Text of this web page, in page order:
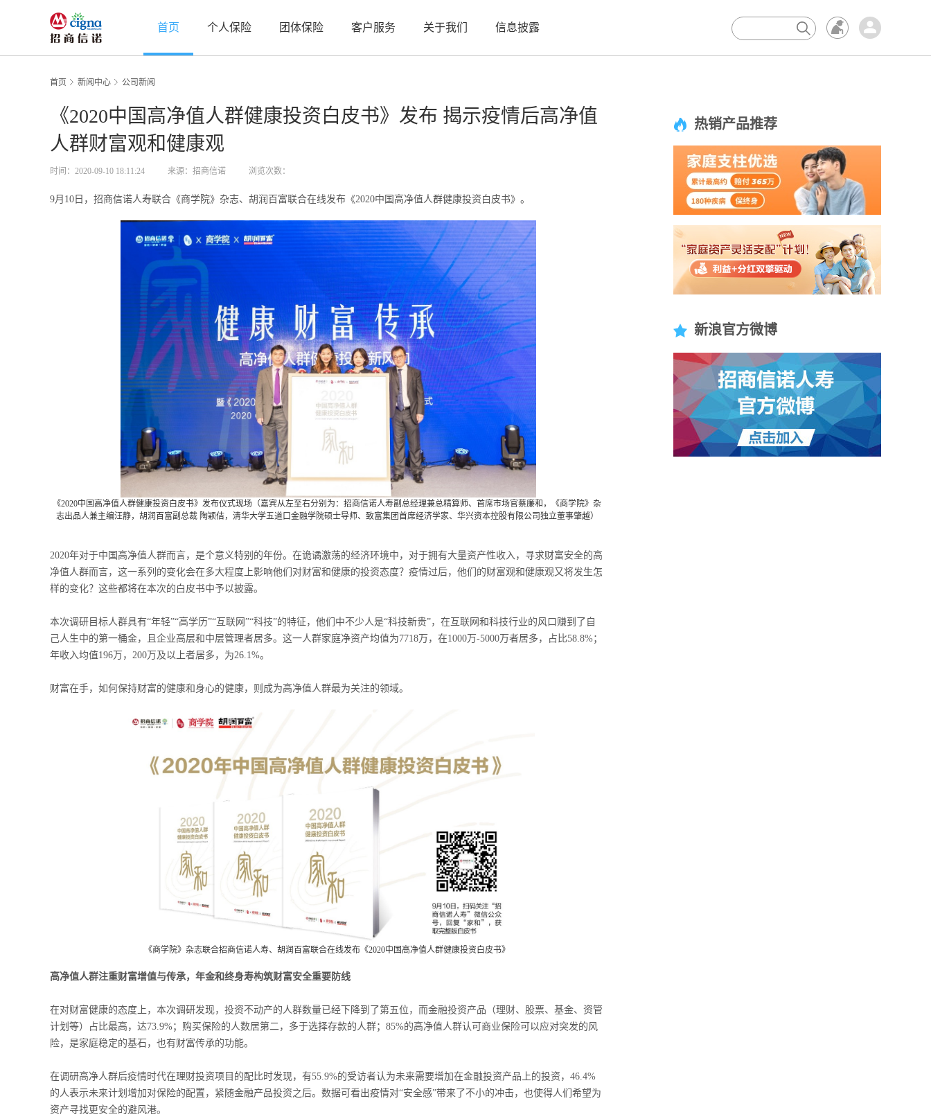
首页
个人保险 团体保险 客户服务 关于我们 信息披露
首页 新闻中心 公司新闻
《2020中国高净值人群健康投资白皮书》发布 揭示疫情后高净值
人群财富观和健康观
时间：2020-09-10 18:11:24 来源：招商信诺 浏览次数：
9月10日，招商信诺人寿联合《商学院》杂志、胡润百富联合在线发布《2020中国高净值人群健康投资白皮书》。
《2020中国高净值人群健康投资白皮书》发布仪式现场（嘉宾从左至右分别为：招商信诺人寿副总经理兼总精算师、首席市场官蔡廉和，《商学院》杂
志出品人兼主编汪静， 胡润百富副总裁 陶颖佶， 清华大学五道口金融学院硕士导师、致富集团首席经济学家、华兴资本控股有限公司独立董事肇越）
2020年对于中国高净值人群而言，是个意义特别的年份。在诡谲激荡的经济环境中，对于拥有大量资产性收入，寻求财富安全的高
净值人群而言，这一系列的变化会在多大程度上影响他们对财富和健康的投资态度？疫情过后，他们的财富观和健康观又将发生怎
样的变化？这些都将在本次的白皮书中予以披露。
本次调研目标人群具有“年轻”“高学历”“互联网”“科技”的特征，他们中不少人是“科技新贵”，在互联网和科技行业的风口赚到了自
己人生中的第一桶金，且企业高层和中层管理者居多。这一人群家庭净资产均值为7718万，在1000万-5000万者居多，占比58.8%；
年收入均值196万，200万及以上者居多，为26.1%。
财富在手，如何保持财富的健康和身心的健康，则成为高净值人群最为关注的领域。
《商学院》杂志联合招商信诺人寿、胡润百富联合在线发布《2020中国高净值人群健康投资白皮书》
高净值人群注重财富增值与传承，年金和终身寿构筑财富安全重要防线
在对财富健康的态度上，本次调研发现，投资不动产的人群数量已经下降到了第五位，而金融投资产品（理财、股票、基金、资管
计划等）占比最高，达73.9%；购买保险的人数居第二，多于选择存款的人群；85%的高净值人群认可商业保险可以应对突发的风
险，是家庭稳定的基石，也有财富传承的功能。
在调研高净人群后疫情时代在理财投资项目的配比时发现，有55.9%的受访者认为未来需要增加在金融投资产品上的投资，46.4%
的人表示未来计划增加对保险的配置，紧随金融产品投资之后。数据可看出疫情对“安全感”带来了不小的冲击，也使得人们希望为
资产寻找更安全的避风港。
热销产品推荐
新浪官方微博